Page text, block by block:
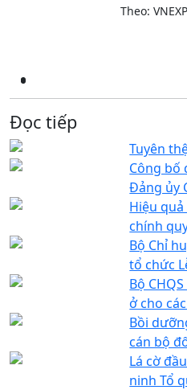
Theo:
Đọc tiếp
Tuyên
Công bố
Đảng ủy
Hiệu
chính
Bộ Chỉ
tổ chức
Bộ
ở cho
Bồi
cán bộ
Lá cờ
ninh Tổ